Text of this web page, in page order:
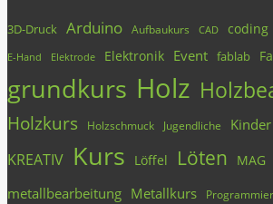
3D-Druck Arduino Aufbaukurs CAD coding
E-Hand Elektrode Elektronik Event fablab
grundkurs Holz
Holzkurs Holzschmuck Jugendliche Kinder
KREATIV Kurs Löffel Löten MAG
metallbearbeitung Metallkurs